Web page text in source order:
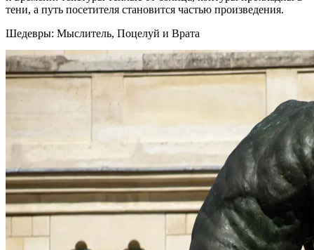
тени, а путь посетителя становится частью произведения.
Шедевры: Мыслитель, Поцелуй и Врата